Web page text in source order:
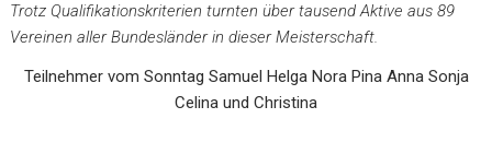
Trotz Qualifikationskriterien turnten über tausend Aktive aus 89
Vereinen aller Bundesländer in dieser Meisterschaft.
Teilnehmer vom Sonntag Samuel Helga Nora Pina Anna Sonja
Celina und Christina